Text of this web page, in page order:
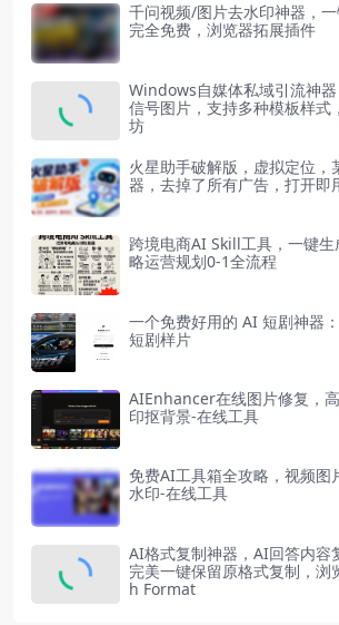
千问视频/图片去水印神器，
完全免费，浏览器拓展插件
Windows自媒体私域引流神
信号图片，支持多种模板样式
坊
火星助手破解版，虚拟定位，
器，去掉了所有广告，打开即
跨境电商AI Skill工具，一键
略运营规划0-1全流程
一个免费好用的 AI 短剧神器
短剧样片
AIEnhancer在线图片修复，
印抠背景-在线工具
免费AI工具箱全攻略，视频图
水印-在线工具
AI格式复制神器，AI回答内容
完美一键保留原格式复制，
h Format